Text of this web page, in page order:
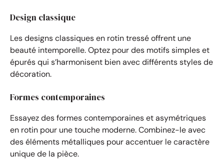
Design classique
Les designs classiques en rotin tressé offrent une
beauté intemporelle. Optez pour des motifs simples et
épurés qui s’harmonisent bien avec différents styles de
décoration.
Formes contemporaines
Essayez des formes contemporaines et asymétriques
en rotin pour une touche moderne. Combinez-le avec
des éléments métalliques pour accentuer le caractère
unique de la pièce.